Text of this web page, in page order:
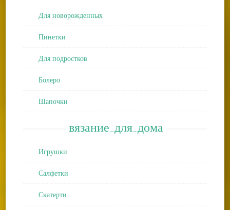
Для новорожденных
Пинетки
Для подростков
Болеро
Шапочки
вязание_для_дома
Игрушки
Салфетки
Скатерти